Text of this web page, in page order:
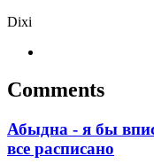
Dixi
Comments
Абыдна - я бы
все расписано